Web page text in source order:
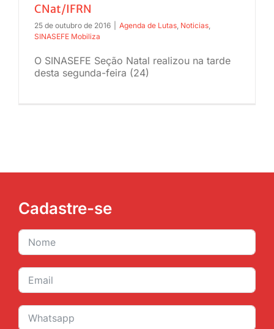
CNat/IFRN
25 de outubro de 2016 Agenda de Lutas Noticias
SINASEFE Mobiliza
O SINASEFE Seção Natal realizou na tarde
desta segunda-feira (24)
Cadastre-se